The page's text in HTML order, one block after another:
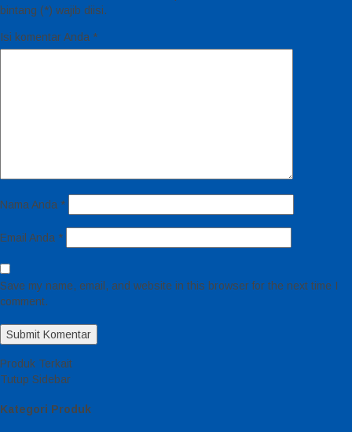
bintang (*) wajib diisi.
Isi komentar Anda *
Nama Anda *
Email Anda *
Save my name, email, and website in this browser for the next time I
comment.
Produk Terkait
Tutup Sidebar
Kategori Produk